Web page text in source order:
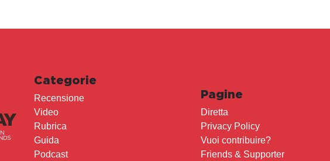
Categorie
Recensione
Video
Rubrica
Guida
Podcast
Pagine
Diretta
Privacy Policy
Vuoi contribuire?
Friends & Supporter